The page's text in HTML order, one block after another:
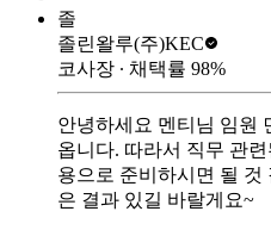
졸
졸린왈루(주)KEC
코사장 ∙ 채택률 98%
안녕하세요 멘티님 임원
옵니다. 따라서 직무 관
용으로 준비하시면 될 것
은 결과 있길 바랄게요~